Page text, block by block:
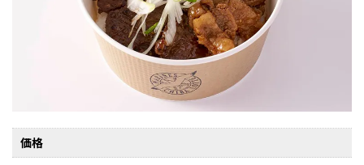
価格